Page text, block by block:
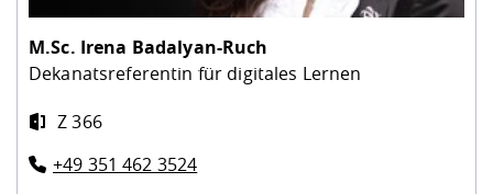
M.Sc. Irena Badalyan-Ruch
Dekanatsreferentin für digitales Lernen
Z 366
+49 351 462 3524